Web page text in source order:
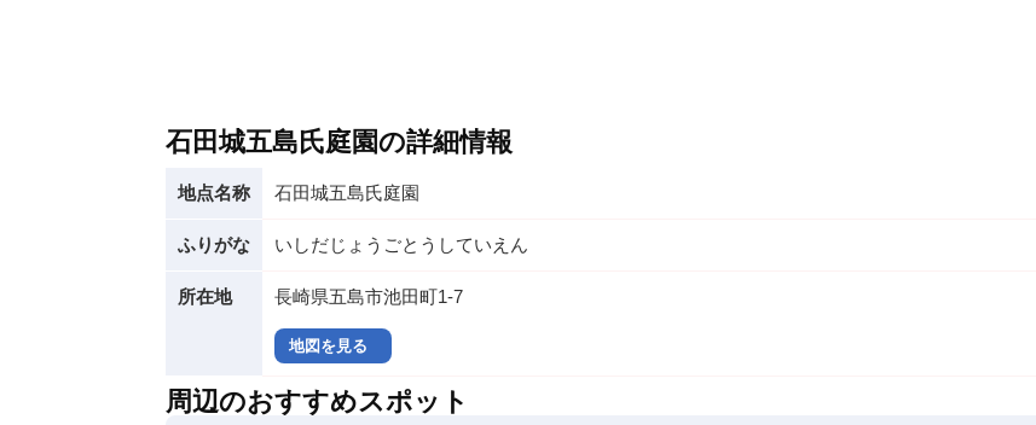
石田城五島氏庭園の詳細情報
地点名称 石田城五島氏庭園
ふりがな いしだじょうごとうしていえん
所在地 長崎県五島市池田町1-7
地図を見る
周辺のおすすめスポット